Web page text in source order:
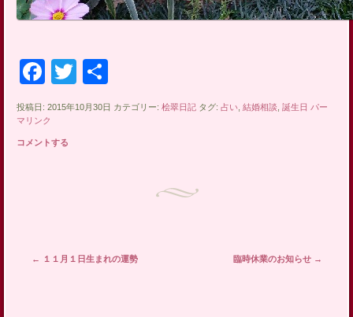
Facebook
Twitter
有
投稿日: 2015年10月30日 カテゴリー:桧翠日記 タグ:占い ,結婚相談 ,誕生日 パー
マリンク
コメントする
投稿ナビゲーション
← １１月１日生まれの運勢 臨時休業のお知らせ →